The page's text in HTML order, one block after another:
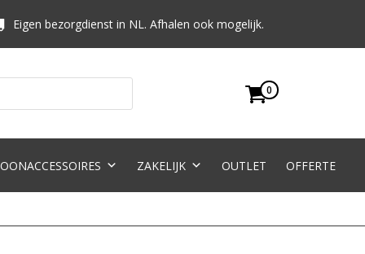
Eigen bezorgdienst in NL. Afhalen ook mogelijk.
0
ZAKELIJK OUTLET OFFERTE